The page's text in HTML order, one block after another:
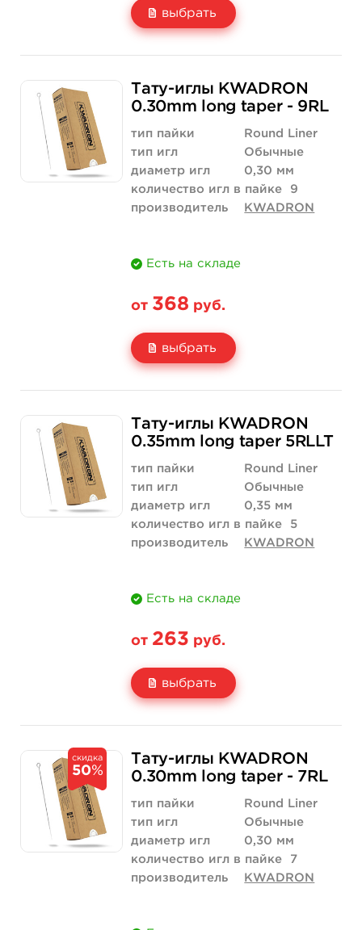
выбрать
Цена
Количество
315 руб.
купить
3 000 руб.
нет на складе
Тату-иглы KWADRON
0.30mm long taper - 9RL
тип пайки
Round Liner
тип игл
Обычные
диаметр игл
0,30 мм
количество игл в пайке
9
производитель
KWADRON
Есть на складе
от 368 руб.
выбрать
Цена
Количество
368 руб.
купить
736 руб.
купить
Тату-иглы KWADRON
0.35mm long taper 5RLLT
тип пайки
Round Liner
тип игл
Обычные
диаметр игл
0,35 мм
количество игл в пайке
5
производитель
KWADRON
Есть на складе
от 263 руб.
выбрать
Цена
Количество
263 руб.
купить
526 руб.
купить
скидка
50%
Тату-иглы KWADRON
0.30mm long taper - 7RL
тип пайки
Round Liner
тип игл
Обычные
диаметр игл
0,30 мм
количество игл в пайке
7
производитель
KWADRON